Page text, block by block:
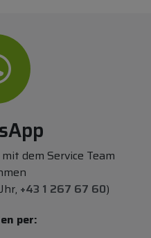
dem Service Team
+43 1 267 67 60)
per: